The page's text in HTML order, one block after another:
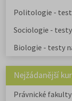
Politologie -
Sociologie -
Biologie - testy
Nejžádanější
Právnické fakulty